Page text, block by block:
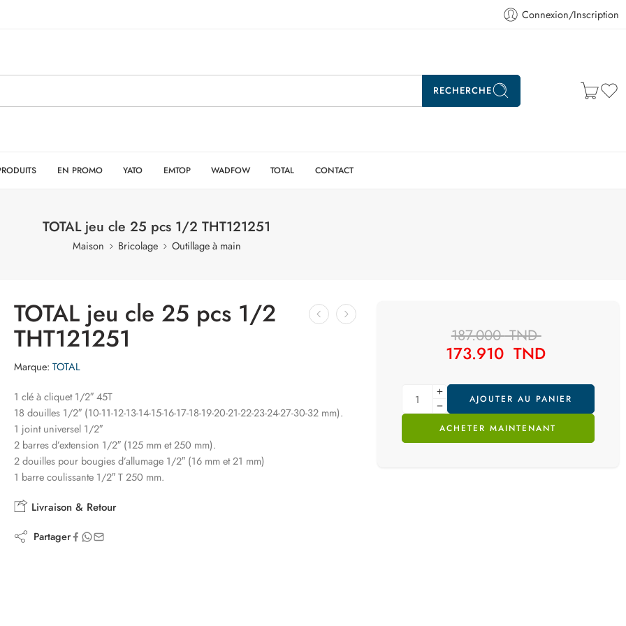
Connexion/Inscription
RECHERCHE
EN PROMO YATO EMTOP WADFOW TOTAL CONTACT
TOTAL jeu cle 25 pcs 1/2 THT121251
Maison Bricolage Outillage à main
TOTAL jeu cle 25 pcs 1/2
THT121251
Marque: TOTAL
1 clé à cliquet 1/2″ 45T
18 douilles 1/2″ (10-11-12-13-14-15-16-17-18-19-20-21-22-23-24-27-30-32 mm).
1 joint universel 1/2″
2 barres d’extension 1/2″ (125 mm et 250 mm).
2 douilles pour bougies d’allumage 1/2″ (16 mm et 21 mm)
1 barre coulissante 1/2″ T 250 mm.
Livraison & Retour
Partager
187.000TND
173.910 TND
AJOUTER AU PANIER
ACHETER MAINTENANT